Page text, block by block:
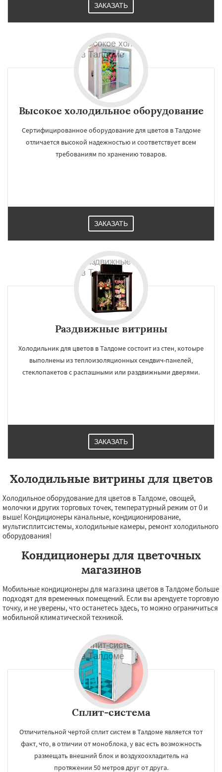
ЗАКАЗАТЬ
Высокое холодильное оборудование
Сертифицированное оборудование для цветов в Талдоме
отличается высокой надежностью и соответствует всем
требованиям по хранению товаров.
ЗАКАЗАТЬ
Раздвижные витрины
Холодильник для цветов в Талдоме состоит из стен, котоыре
выполнены из теплоизоляционных сендвич-панелей,
стеклопакетов с распашными или раздвижными дверями.
ЗАКАЗАТЬ
Холодильные витрины для цветов
Холодильное оборудование для цветов в Талдоме, овощей,
молочки и других торговых точек, температурный режим от 0 и
выше! Кондиционеры канальные, кондиционирование,
мультисплитсистемы, холодильные камеры, ремонт холодильного
оборудования!
Кондиционеры для цветочных
магазинов
Мобильные кондиционеры для магазина цветов в Талдоме больше
подходят для временных помещений. Если вы арендуете торговую
точку, и не уверены, что останетесь здесь, то можно ограничиться
мобильной климатической техникой.
Сплит-система
Отличительной чертой сплит систем в Талдоме является тот
факт, что, в отличии от моноблока, у вас есть возможность
размещать внешний блок и воздухоохладитель на
протяжении 50 метров друг от друга.